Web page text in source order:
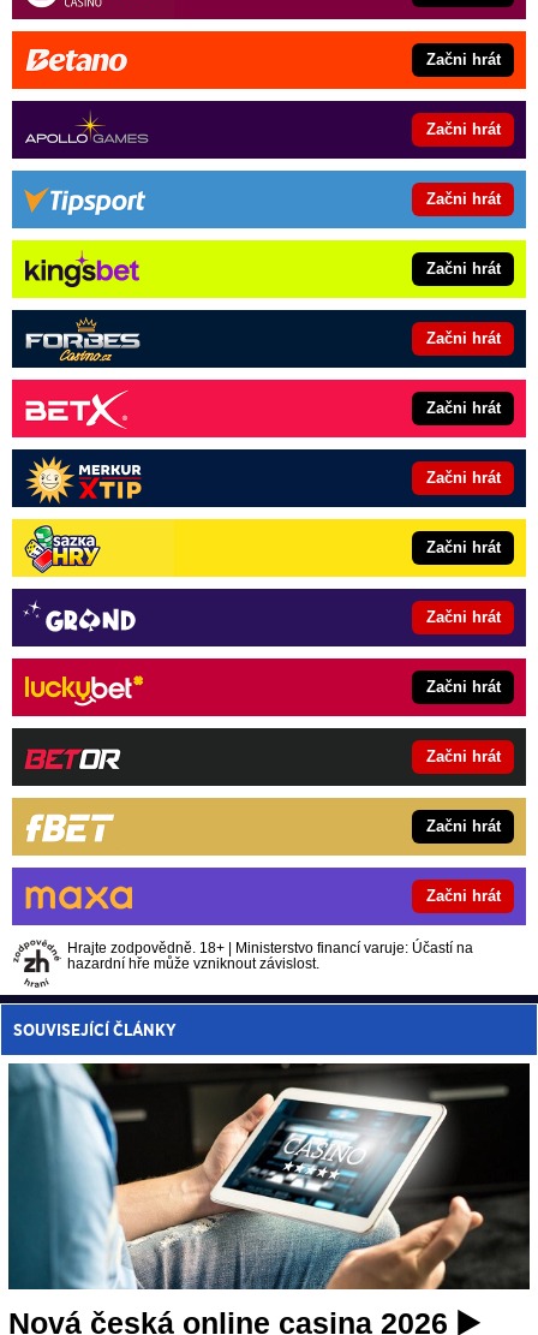
Začni hrát
Začni hrát
Začni hrát
Začni hrát
Začni hrát
Začni hrát
Začni hrát
Začni hrát
Začni hrát
Začni hrát
Začni hrát
Začni hrát
Začni hrát
Hrajte zodpovědně. 18+ | Ministerstvo financí varuje: Účastí na
hazardní hře může vzniknout závislost.
SOUVISEJÍCÍ ČLÁNKY
Nová česká online casina 2026 ▶️